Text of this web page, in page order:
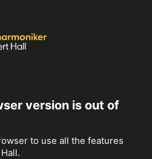
version is out of
to use all the features